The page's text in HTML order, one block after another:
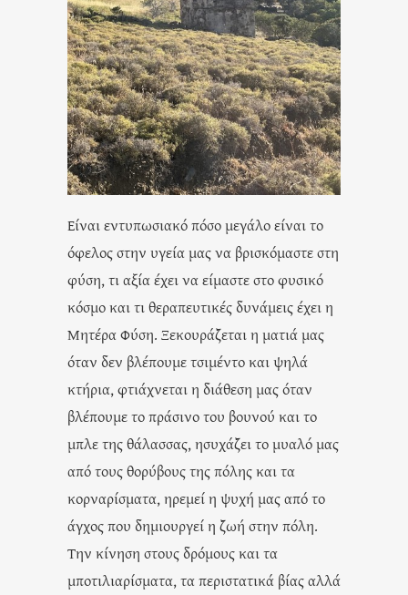
Είναι εντυπωσιακό πόσο μεγάλο είναι το
όφελος στην υγεία μας να βρισκόμαστε στη
φύση, τι αξία έχει να είμαστε στο φυσικό
κόσμο και τι θεραπευτικές δυνάμεις έχει η
Μητέρα Φύση. Ξεκουράζεται η ματιά μας
όταν δεν βλέπουμε τσιμέντο και ψηλά
κτήρια, φτιάχνεται η διάθεση μας όταν
βλέπουμε το πράσινο του βουνού και το
μπλε της θάλασσας, ησυχάζει το μυαλό μας
από τους θορύβους της πόλης και τα
κορναρίσματα, ηρεμεί η ψυχή μας από το
άγχος που δημιουργεί η ζωή στην πόλη.
Την κίνηση στους δρόμους και τα
μποτιλιαρίσματα, τα περιστατικά βίας αλλά